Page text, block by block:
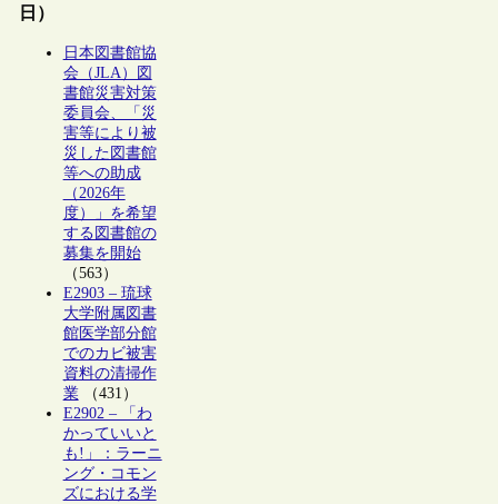
日）
日本図書館協
会（JLA）図
書館災害対策
委員会、「災
害等により被
災した図書館
等への助成
（2026年
度）」を希望
する図書館の
募集を開始
（563）
E2903 – 琉球
大学附属図書
館医学部分館
でのカビ被害
資料の清掃作
業（431）
E2902 – 「わ
かっていいと
も!」：ラーニ
ング・コモン
ズにおける学